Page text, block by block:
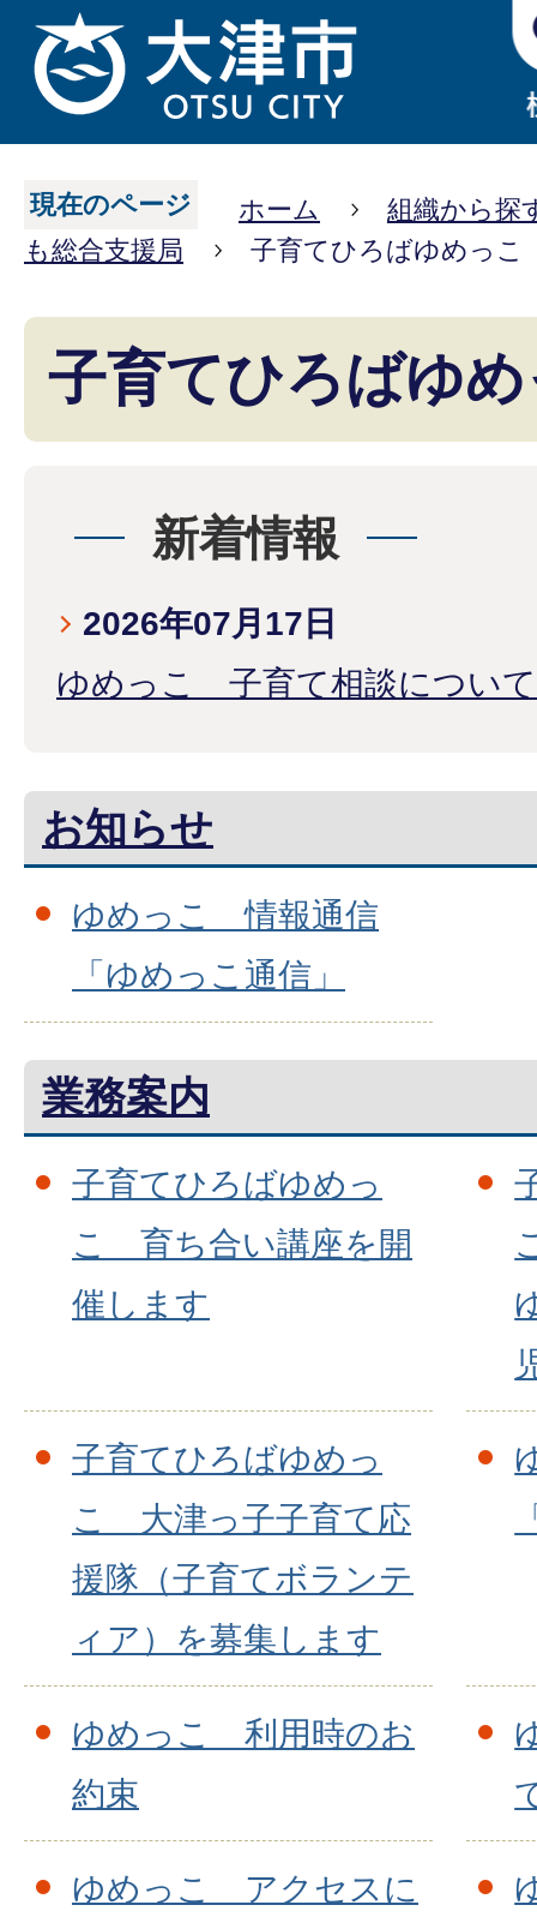
現在のページ ホーム
組織から探
も総合支援局
子育てひろばゆめっこ
子育てひろばゆ
新着情報
2026年07月17日
ゆめっこ 子育て相談について
お知らせ
ゆめっこ 情報通信
「ゆめっこ通信」
業務案内
子育てひろばゆめっ
こ 育ち合い講座を開
催します
子育てひろばゆめっ
こ 大津っ子子育て応
援隊（子育てボランテ
ィア）を募集します
ゆめっこ 利用時のお
約束
ゆめっこ アクセスに